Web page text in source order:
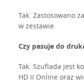
Tak. Zastosowano
w zestawie.
Czy pasuje do
Tak. Szuflada jest
HD II Online oraz